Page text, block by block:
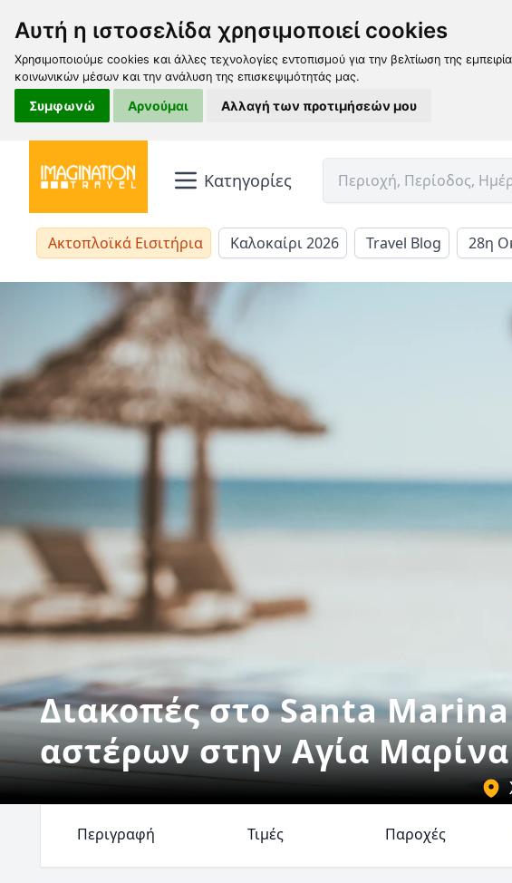
Αυτή η ιστοσελίδα χρησιμοποιεί cookies
Χρησιμοποιούμε cookies και άλλες τεχνολογίες εντοπισμού για την βελτίωση της
κοινωνικών μέσων και την ανάλυση της επισκεψιμότητάς μας.
Συμφωνώ Αρνούμαι Αλλαγή των προτιμήσεών μου
Κατηγορίες
Ακτοπλοϊκά Εισιτήρια Καλοκαίρι 2026 Travel Blog 28η
Διακοπές στο Santa
αστέρων στην Αγία
Περιγραφή Τιμές Παροχές